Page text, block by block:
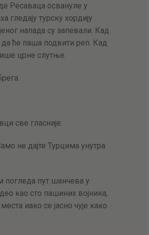
Ресаваца освануле у
гледају турску хордију
напада су запевали. Кад
да ће паша подвити реп. Кад
црне слутње.
све гласније.
не дајте Турцима унутра
погледа пут шанчева у
као сто пашиних војника,
иако се јасно чује како